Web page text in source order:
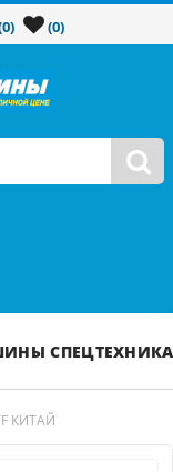
(0)
СПЕЦТЕХНИКА
КИТАЙ